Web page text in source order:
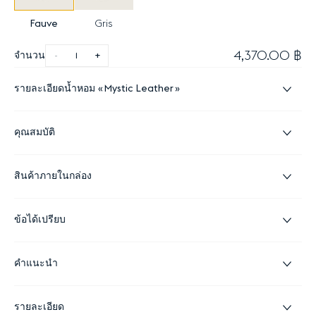
Fauve Gris
จำนวน - + 4,370.00 ฿
รายละเอียดน้ำหอม Mystic Leather
คุณสมบัติ
สินค้าภายในกล่อง
ข้อได้เปรียบ
คำแนะนำ
รายละเอียด